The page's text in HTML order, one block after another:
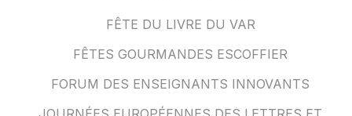
FÊTE DU LIVRE DU VAR
FÊTES GOURMANDES ESCOFFIER
FORUM DES ENSEIGNANTS INNOVANTS